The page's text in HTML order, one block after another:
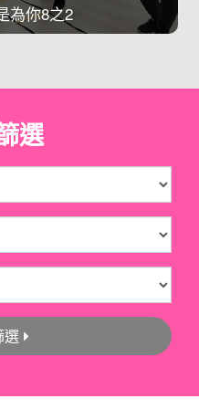
為你8之2
選
選